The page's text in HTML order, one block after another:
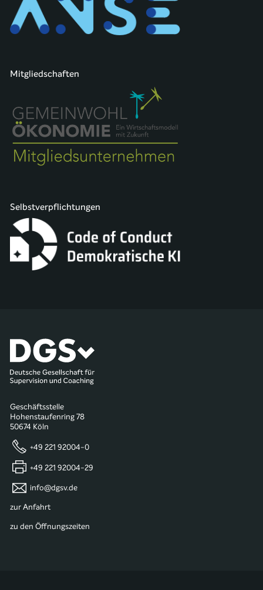
Mitgliedschaften
Selbstverpflichtungen
Geschäftsstelle
Hohenstaufenring 78
50674 Köln
+49 221 92004-0
+49 221 92004-29
info@dgsv.de
zur Anfahrt
zu den Öffnungszeiten